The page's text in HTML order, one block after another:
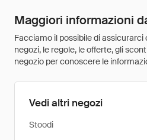
Maggiori informazioni
Facciamo il possibile di
negozi, le regole, le offerte, gli
negozio per conoscere le
Vedi altri negozi
Stoodi